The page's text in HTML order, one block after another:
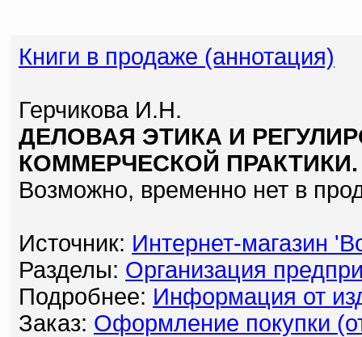
Книги в продаже (аннотация)
Герчикова И.Н.
ДЕЛОВАЯ ЭТИКА И
КОММЕРЧЕСКОЙ ПРАКТИКИ.
Возможно, временно нет в
Источник: Интернет-магазин
Разделы: Организация
Подробнее: Информация от
Заказ: Оформление покупки